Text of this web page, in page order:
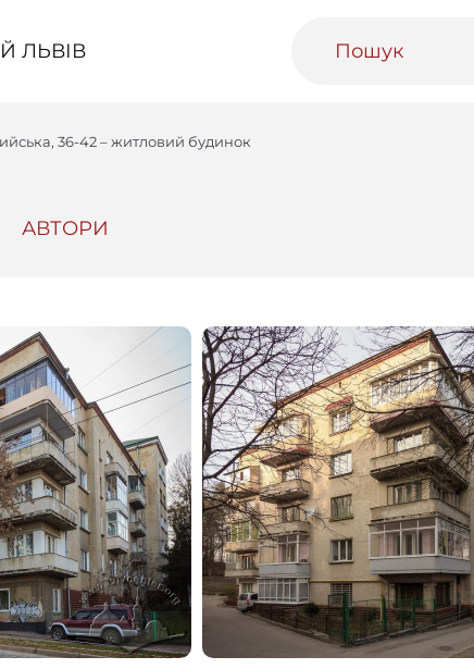
ЛЬВІВ
36-42 – житловий будинок
АВТОРИ